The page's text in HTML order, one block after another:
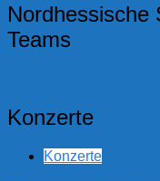
Nordhessische
Teams
Konzerte
Konzerte